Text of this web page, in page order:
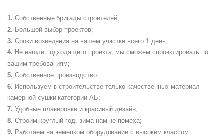
Собственные бригады строителей;
Большой выбор проектов;
Сроки возведения на вашем участке всего 1 день;
Не нашли подходящего проекта, мы сможем спроектировать по
вашим требованиям;
Собственное производство;
Используем в строительстве только качественных материал
камерной сушки категории АБ;
Удобные планировки и красивый дизайн;
Строим круглый год, зима нам не помеха;
Работаем на немецком оборудовании с высоким классом